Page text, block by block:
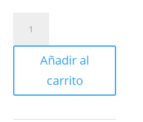
SECUENCIAL
cantidadAñadir al
carrito